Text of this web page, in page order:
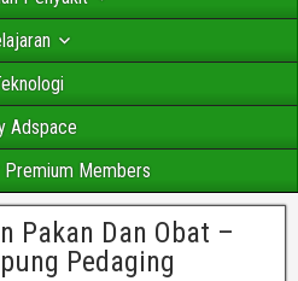
Adspace
Members
Pakan Dan Obat –
Pedaging